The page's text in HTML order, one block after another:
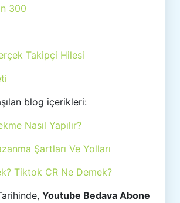
300
Takipçi Hilesi
blog içerikleri:
Nasıl Yapılır?
Şartları Ve Yolları
Tiktok CR Ne Demek?
Youtube Bedava Abone